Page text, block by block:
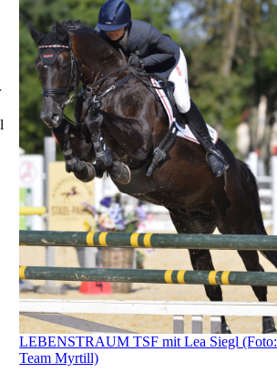
LEBENSTRAUM TSF mit Lea Siegl (Foto:
Team Myrtill)